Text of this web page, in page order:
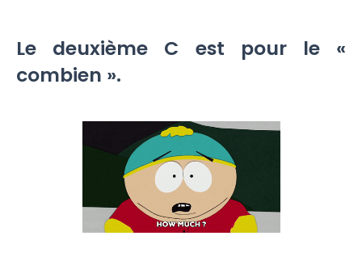
Le deuxième C est pour le «
combien ».